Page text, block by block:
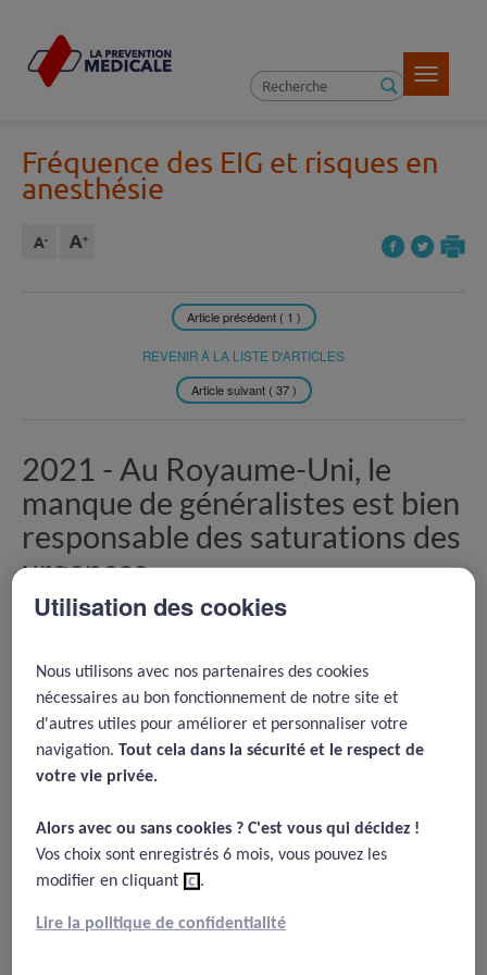
Toggle
Fréquence des EIG et risques en
anesthésie
Article précédent ( 1 )
REVENIR À LA LISTE D'ARTICLES
Article suivant ( 37 )
2021 - Au Royaume-Uni, le
manque de généralistes est bien
responsable des saturations des
urgences
02/03/2021
Parkinson B, Meacock R, Checkland K, et al How sensitive are
avoidable emergency department attendances to primary care
quality? Retrospective observational study BMJ Quality &
Safety Published Online First: 03 November
2020. doi: 10.1136/bmjqs-2020-011651
Résumé
On dit souvent que la mauvaise organisation des gardes
en soins primaires et le manque de généralistes se
Utilisation des cookies
Nous utilisons avec nos partenaires des cookies
nécessaires au bon fonctionnement de notre site et
d'autres utiles pour améliorer et personnaliser votre
navigation.Tout cela dans la sécurité et le respect de
votre vie privée.​
Alors avec ou sans cookies ? C'est vous qui décidez !​
Vos choix sont enregistrés 6 mois, vous pouvez les
modifier en cliquant ici.
Lire la politique de confidentialité